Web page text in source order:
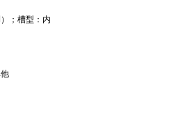
；槽型：内